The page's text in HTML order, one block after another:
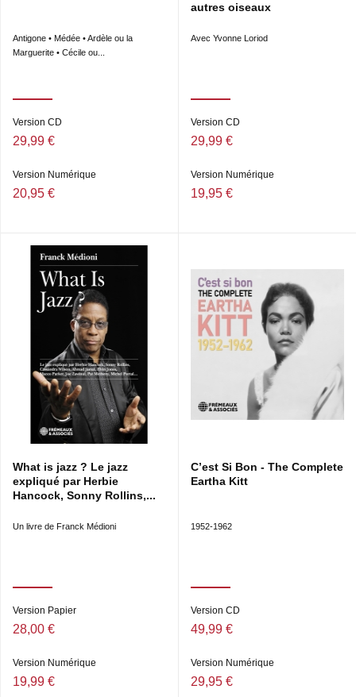
Antigone • Médée • Ardèle ou la
Marguerite • Cécile ou...
Version CD
29,99 €
Version Numérique
20,95 €
autres oiseaux
Avec Yvonne Loriod
Version CD
29,99 €
Version Numérique
19,95 €
What is jazz ? Le jazz
expliqué par Herbie
Hancock, Sonny Rollins,...
Un livre de Franck Médioni
Version Papier
28,00 €
Version Numérique
19,99 €
C’est Si Bon - The Complete
Eartha Kitt
1952-1962
Version CD
49,99 €
Version Numérique
29,95 €